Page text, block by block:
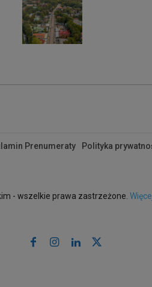
Prenumeraty Polityka
- wszelkie prawa zastrzeżone.